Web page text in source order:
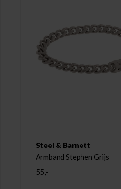
Steel & Barnett
Armband Stephen Grijs
55,-